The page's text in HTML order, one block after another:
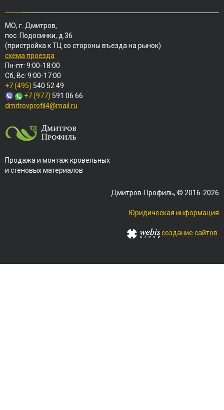
МО, г. Дмитров,
пос. Подосинки, д.36
(пристройка к ТЦ со стороны въезда на рынок)
схема проезда
Пн-пт: 9:00-18:00
Сб, Вс: 9:00-17:00
+7 (495) 540 52 49
+7 (977) 591 06 66
dmitrovprofil4@mail.ru
Продажа и монтаж кровельных
и стеновых материалов
Дмитров-Профиль, © 2016-2026
Юридическая информация
создание сайтов